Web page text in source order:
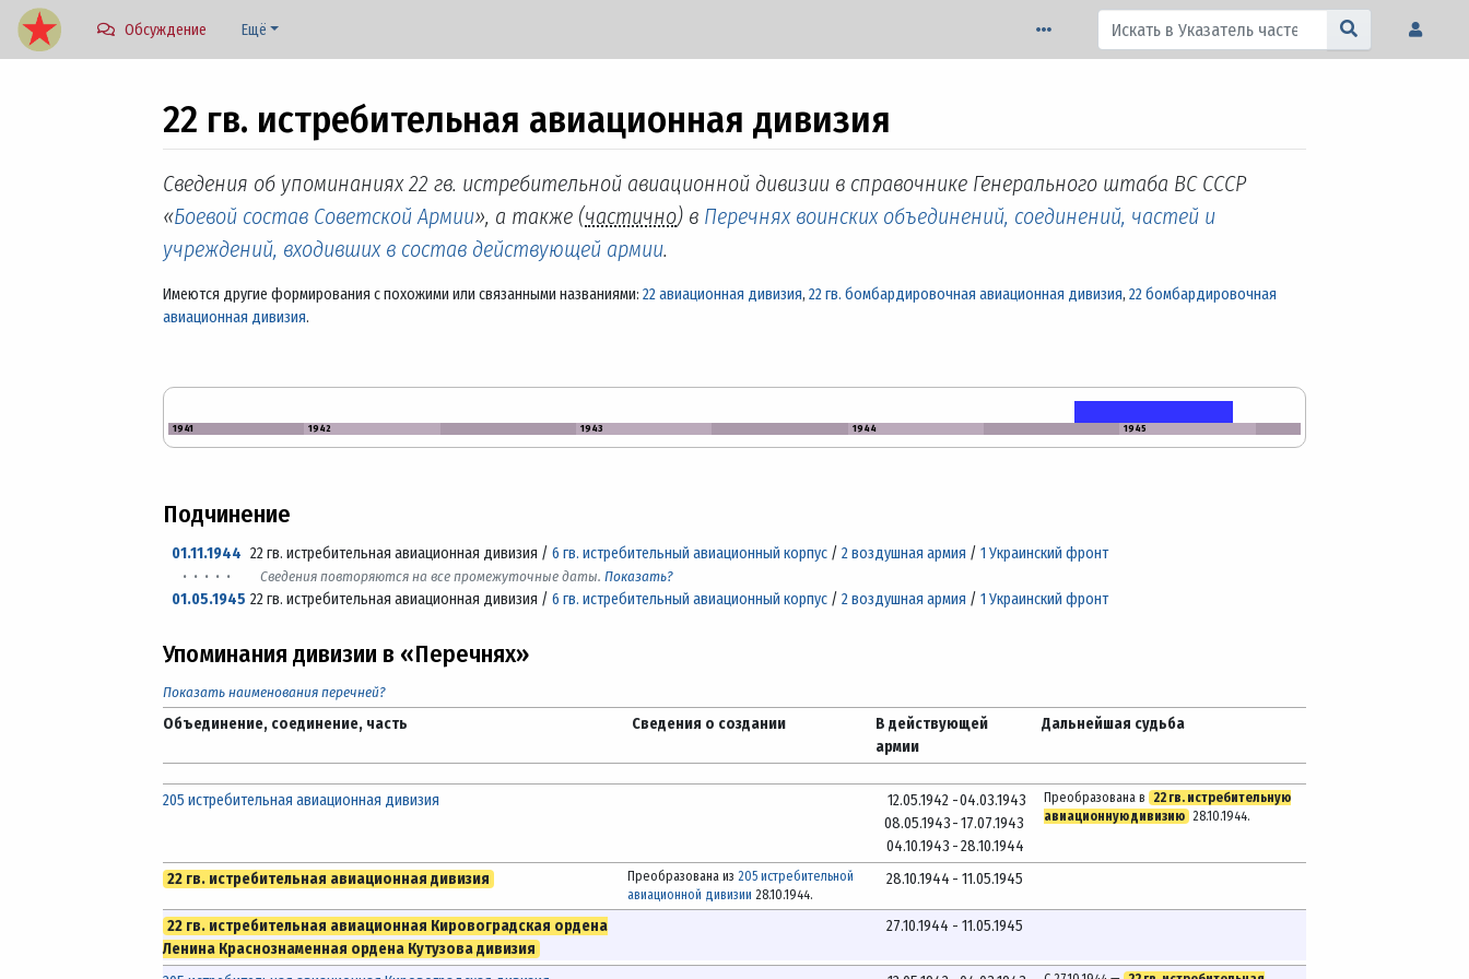
Обсуждение Ещё
22 гв. истребительная авиационная дивизия
Перейти к:навигация,поиск
Сведения об упоминаниях 22 гв. истребительной авиационной дивизии в справочнике Генерального штаба ВС СССР
«Боевой состав Советской Армии», а также (частично) в Перечнях воинских объединений, соединений, частей и
учреждений, входивших в состав действующей армии.
Имеются другие формирования с похожими или связанными названиями: 22 авиационная дивизия, 22 гв. бомбардировочная авиационная дивизия, 22 бомбардировочная
авиационная дивизия.
1941 1942 1943 1944 1945
Подчинение
01.11.1944 22 гв. истребительная авиационная дивизия /6 гв. истребительный авиационный корпус /2 воздушная армия /1 Украинский фронт
· · · · ·
Сведения повторяются на все промежуточные даты.Показать?
01.05.194522 гв. истребительная авиационная дивизия /6 гв. истребительный авиационный корпус /2 воздушная армия /1 Украинский фронт
Упоминания дивизии в «Перечнях»
Показать наименования перечней?
Объединение, соединение, часть Сведения о создании
В действующей
армии
Дальнейшая судьба
205 истребительная авиационная дивизия 12.05.1942 -04.03.1943
08.05.1943- 17.07.1943
04.10.1943 - 28.10.1944
Преобразована в
22 гв. истребительную
авиационную дивизию 28.10.1944.
22 гв. истребительная авиационная дивизия Преобразована из 205 истребительной
авиационной дивизии 28.10.1944.
28.10.1944 - 11.05.1945
22 гв. истребительная авиационная Кировоградская ордена
Ленина Краснознаменная ордена Кутузова дивизия
27.10.1944 - 11.05.1945